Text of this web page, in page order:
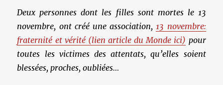
Deux personnes dont les filles sont mortes le 13
novembre, ont créé une association,13 novembre:
fraternité et vérité (lien article du Monde ici) pour
toutes les victimes des attentats, qu’elles soient
blessées, proches, oubliées…